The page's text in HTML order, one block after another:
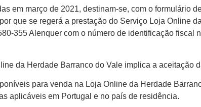
em março de 2021, destinam-se, com o formulário
que se regerá a prestação do Serviço Loja Online
355 Alenquer com o número de identificação fiscal
da Herdade Barranco do Vale implica a aceitação
para venda na Loja Online da Herdade
aplicáveis em Portugal e no país de residência.